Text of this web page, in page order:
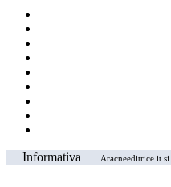
Informativa Aracneeditrice.it